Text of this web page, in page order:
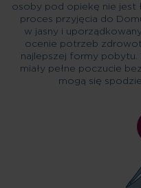
osoby pod opiekę nie jest
proces przyjęcia do
w jasny i
ocenie potrzeb
najlepszej formy pobytu.
miały pełne poczucie
mogą się